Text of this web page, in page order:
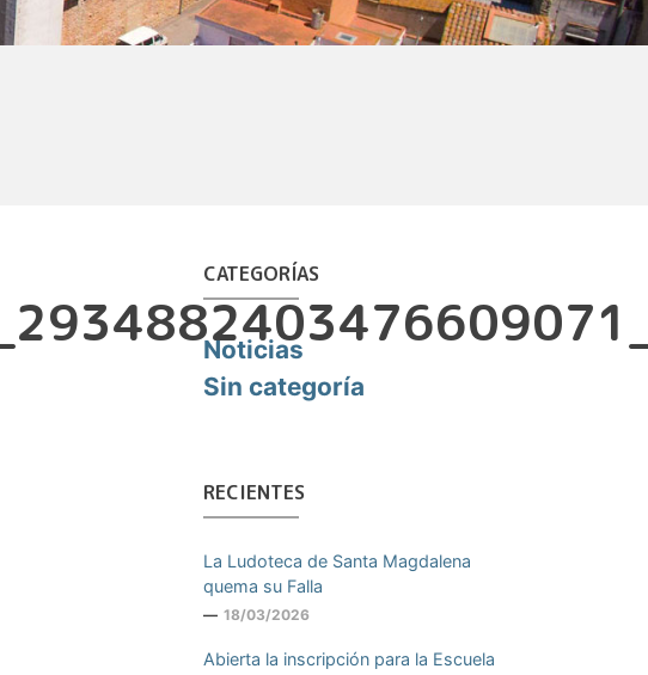
CATEGORÍAS
Noticias
Sin categoría
RECIENTES
La Ludoteca de Santa Magdalena
quema su Falla
18/03/2026
Abierta la inscripción para la Escuela